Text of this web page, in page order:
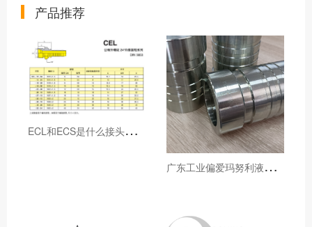
产品推荐
E
CL和ECS是什么接头，用于什么胶管或管件
广
东工业偏爱玛努利液压产品的五大原因（代理深度分析）